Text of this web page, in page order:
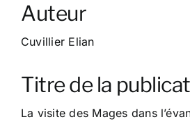
Bibliographie
Contact
Auteur
Cuvillier Elian
Titre de la
La visite des Mages dans